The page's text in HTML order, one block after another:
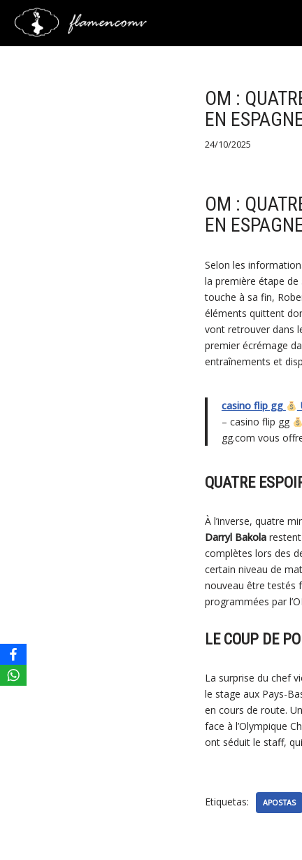
Saltar
OM :
EN
24/10/2025
OM :
EN
Selon les
la première étape de
touche à sa fin,
éléments quittent
vont retrouver dans
premier écrémage
entraînements et
casino flip gg
– casino flip gg
gg.com vous
QUATRE
À l’inverse, quatre
Darryl Bakolarestent
complètes lors des
certain niveau de
nouveau être testés
programmées par
LE COUP DE
La surprise du chef
le stage aux Pays-
en cours de route.
face à l’Olympique
ont séduit le staff,
Etiquetas: APOSTAS